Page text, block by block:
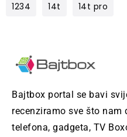
1234
14t 14t pro
Bajtbox portal se bavi
recenziramo sve što nam
telefona, gadgeta, TV